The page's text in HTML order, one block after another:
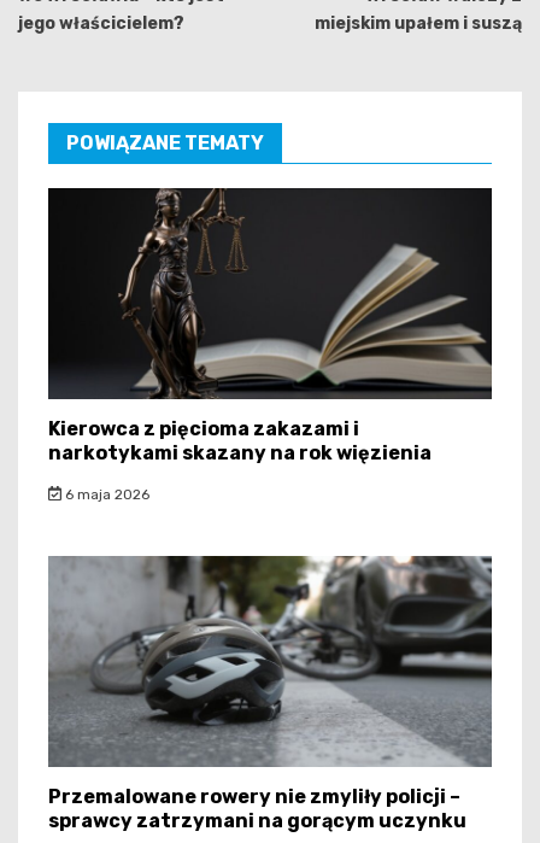
jego właścicielem?
miejskim upałem i suszą
POWIĄZANE TEMATY
Kierowca z pięcioma zakazami i
narkotykami skazany na rok więzienia
6 maja 2026
Przemalowane rowery nie zmyliły policji –
sprawcy zatrzymani na gorącym uczynku